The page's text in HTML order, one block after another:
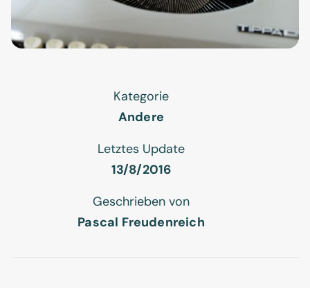
Kategorie
Andere
Letztes Update
13/8/2016
Geschrieben von
Pascal Freudenreich